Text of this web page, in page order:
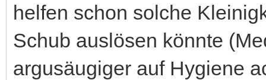
helfen schon solche
Schub auslösen könnte
argusäugiger auf Hygiene